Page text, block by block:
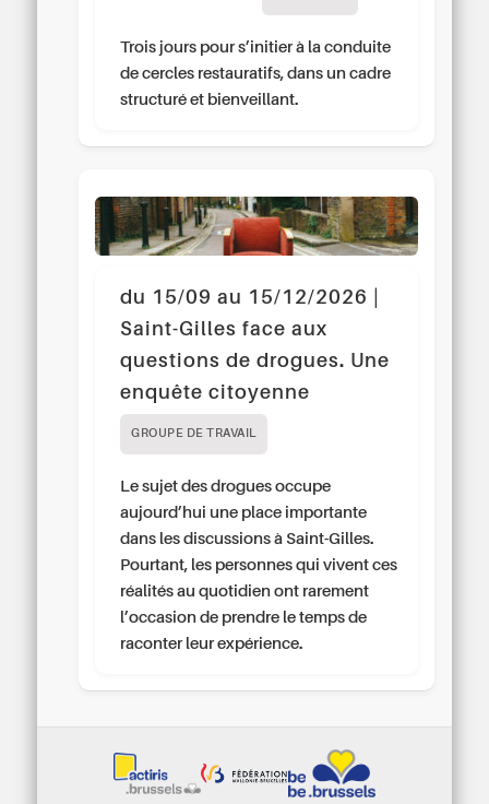
Trois jours pour s’initier à la conduite
de cercles restauratifs, dans un cadre
structuré et bienveillant.
du 15/09 au 15/12/2026 |
Saint-Gilles face aux
questions de drogues. Une
enquête citoyenne
GROUPE DE TRAVAIL
Le sujet des drogues occupe
aujourd’hui une place importante
dans les discussions à Saint-Gilles.
Pourtant, les personnes qui vivent ces
réalités au quotidien ont rarement
l’occasion de prendre le temps de
raconter leur expérience.